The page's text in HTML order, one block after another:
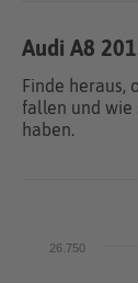
Audi A8
Finde heraus,
fallen und wie
haben.
26.750